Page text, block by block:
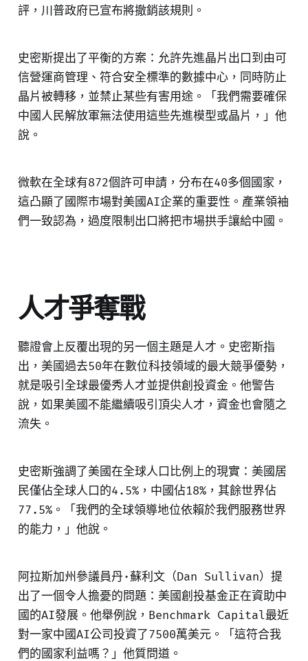
評，川普政府已宣布將撤銷該規則。
史密斯提出了平衡的方案：允許先進晶片出口到由可
信營運商管理、符合安全標準的數據中心，同時防止
晶片被轉移，並禁止某些有害用途。「我們需要確保
中國人民解放軍無法使用這些先進模型或晶片，」他
說。
微軟在全球有872個許可申請，分布在40多個國家，
這凸顯了國際市場對美國AI企業的重要性。產業領袖
們一致認為，過度限制出口將把市場拱手讓給中國。
人才爭奪戰
聽證會上反覆出現的另一個主題是人才。史密斯指
出，美國過去50年在數位科技領域的最大競爭優勢，
就是吸引全球最優秀人才並提供創投資金。他警告
說，如果美國不能繼續吸引頂尖人才，資金也會隨之
流失。
史密斯強調了美國在全球人口比例上的現實：美國居
民僅佔全球人口的4.5%，中國佔18%，其餘世界佔
77.5%。「我們的全球領導地位依賴於我們服務世界
的能力，」他說。
阿拉斯加州參議員丹·蘇利文（Dan Sullivan）提
出了一個令人擔憂的問題：美國創投基金正在資助中
國的AI發展。他舉例說，Benchmark Capital最近
對一家中國AI公司投資了7500萬美元。「這符合我
們的國家利益嗎？」他質問道。